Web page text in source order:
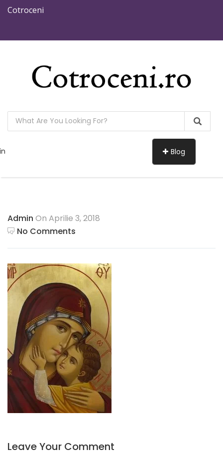
Cotroceni
Blog
Admin On Aprilie 3, 2018
No Comments
Leave Your Comment